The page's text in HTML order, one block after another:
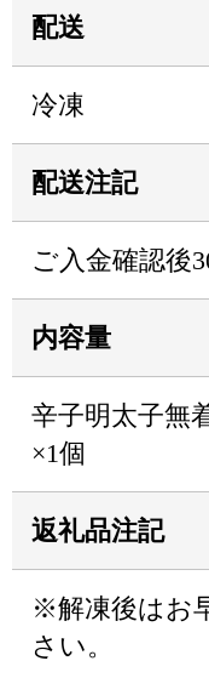
配送
冷凍
配送注記
ご入金確認後
内容量
辛子明太子無
×1個
返礼品注記
※解凍後はお
さい。